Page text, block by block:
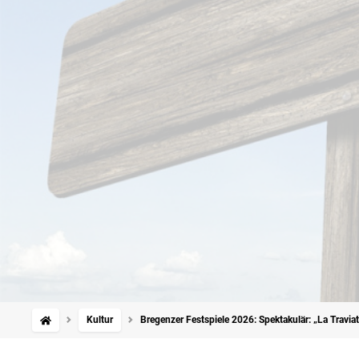
Kultur Bregenzer Festspiele 2026: Spektakulär: „La